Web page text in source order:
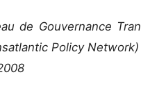
de Gouvernance
Policy Network)